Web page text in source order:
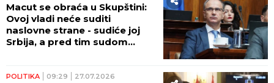
Macut se obraća u Skupštini:
Ovoj vladi neće suditi
naslovne strane - sudiće joj
Srbija, a pred tim sudom
POLITIKA 09:29 27.07.2026